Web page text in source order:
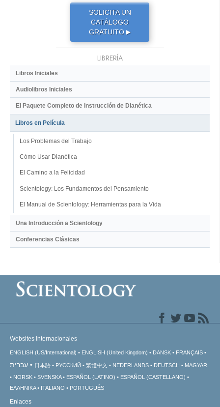
SOLICITA UN
CATÁLOGO
GRATUITO ▶
LIBRERÍA
Libros Iniciales
Audiolibros Iniciales
El Paquete Completo de Instrucción de Dianética
Libros en Película
Los Problemas del Trabajo
Cómo Usar Dianética
El Camino a la Felicidad
Scientology: Los Fundamentos del Pensamiento
El Manual de Scientology: Herramientas para la Vida
Una Introducción a Scientology
Conferencias Clásicas
Websites Internacionales
ENGLISH (US/International) ENGLISH (United Kingdom) DANSK FRANÇAIS
עברית 日本語 РУССКИЙ 繁體中文 NEDERLANDS DEUTSCH
MAGYAR
NORSK
SVENSKA ESPAÑOL (LATINO)
ESPAÑOL (CASTELLANO)
ΕΛΛΗΝΙΚA
ITALIANO PORTUGUÊS
Enlaces